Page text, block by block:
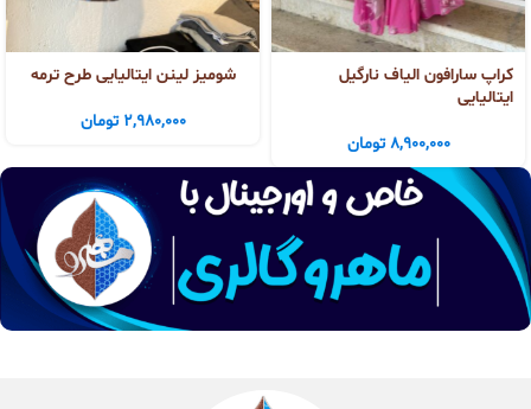
کراپ سارافون الیاف نارگیل
ایتالیایی
8,900,000 تومان
شومیز لینن ایتالیایی طرح ترمه
2,980,000 تومان